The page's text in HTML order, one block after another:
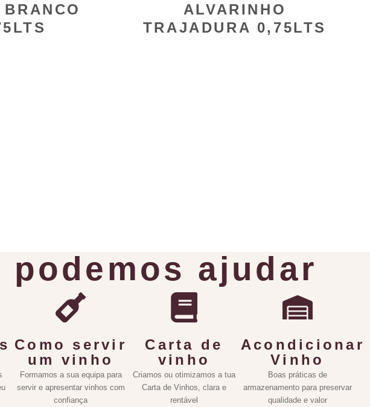
ALVARINHO
TRAJADURA 0,75LTS
podemos ajudar
Como servir
um vinho
Formamos a sua equipa para
servir e apresentar vinhos com
confiança
Carta de
vinho
Criamos ou otimizamos a tua
Carta de Vinhos, clara e
rentável
Acondicionar
Vinho
Boas práticas de
armazenamento para preservar
qualidade e valor